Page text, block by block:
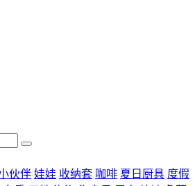
伙伴 娃娃 收纳套 咖啡 夏日厨具 度假